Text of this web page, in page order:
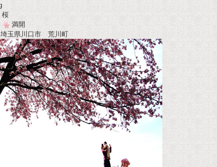
桜
満開
玉県川口市 荒川町